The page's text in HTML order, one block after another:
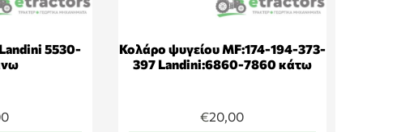
5530-
Κολάρο ψυγείου MF:174-194-373-
397 Landini:6860-7860 κάτω
€20,00